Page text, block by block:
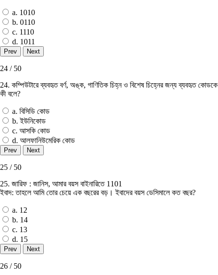
a. 1010
b. 0110
c. 1110
d. 1011
24 / 50
24. কম্পিউটারে ব্যবহৃত বর্ণ, অঙ্ক, গাণিতিক চিহ্ন ও বিশেষ চিহ্নের জন্য ব্যবহৃত কোডকে
কী বলে?
a. বিসিডি কোড
b. ইউনিকোড
c. আসকি কোড
d. আলফানিউমেরিক কোড
25 / 50
25. জারিফ : জানিস, আমার বয়স বাইনারিতে 1101
ইবাদ: তাহলে আমি তাের চেয়ে এক বছরের বড়। ইবাদের বয়স ডেসিমালে কত বছর?
a. 12
b. 14
c. 13
d. 15
26 / 50